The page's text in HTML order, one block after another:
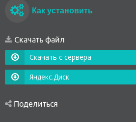
Как установить
Скачать файл
Скачать с сервера
Яндекс.Диск
Поделиться